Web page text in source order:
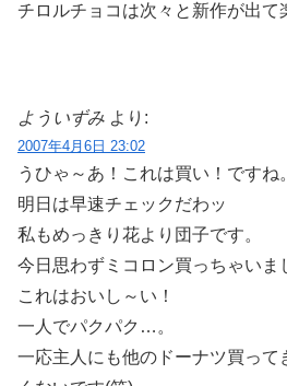
チロルチョコは次々と新作が出て
よういずみ より:
2007年4月6日 23:02
うひゃ～あ！これは買い！ですね。
明日は早速チェックだわッ
私もめっきり花より団子です。
今日思わずミコロン買っちゃいま
これはおいし～い！
一人でパクパク…。
一応主人にも他のドーナツ買っ